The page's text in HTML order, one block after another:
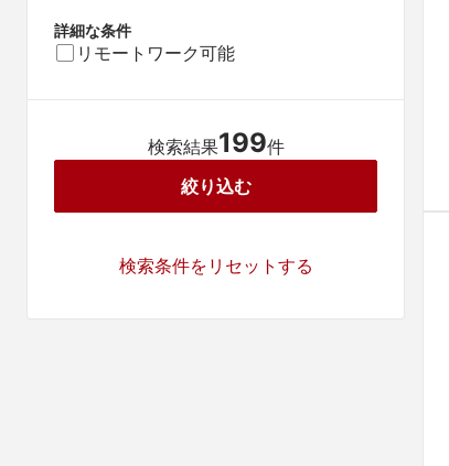
詳細な条件
リモートワーク可能
検索結果199件
絞り込む
検索条件をリセットする